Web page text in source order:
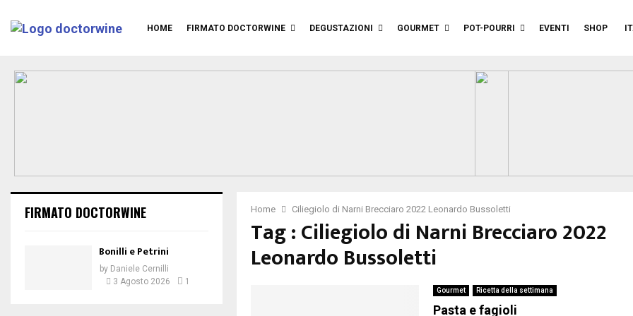
HOME FIRMATO DOCTORWINE DEGUSTAZIONI GOURMET POT-POURRI EVENTI SHOP
Home Ciliegiolo di Narni Brecciaro 2022 Leonardo Bussoletti
Tag : Ciliegiolo di Narni Brecciaro 2022
Leonardo Bussoletti
Gourmet Ricetta della settimana
Pasta e fagioli
FIRMATO DOCTORWINE
Bonilli e Petrini
by Daniele Cernilli
3 Agosto 2026
1